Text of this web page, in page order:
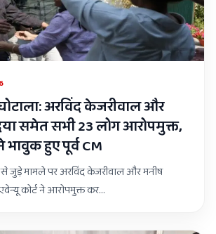
अरविंद केजरीवाल और
समेत सभी 23 लोग आरोपमुक्त,
हुए पूर्व CM
से जुड़े मामले पर अरविंद केजरीवाल और मनीष
कोर्ट ने आरोपमुक्त कर…